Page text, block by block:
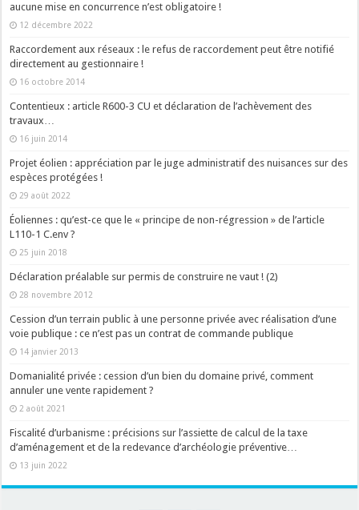
aucune mise en concurrence n’est obligatoire !
12 décembre 2022
Raccordement aux réseaux : le refus de raccordement peut être notifié
directement au gestionnaire !
16 octobre 2014
Contentieux : article R600-3 CU et déclaration de l’achèvement des
travaux…
16 juin 2014
Projet éolien : appréciation par le juge administratif des nuisances sur des
espèces protégées !
29 août 2022
Éoliennes : qu’est-ce que le « principe de non-régression » de l’article
L110-1 C.env ?
25 juin 2018
Déclaration préalable sur permis de construire ne vaut ! (2)
28 novembre 2012
Cession d’un terrain public à une personne privée avec réalisation d’une
voie publique : ce n’est pas un contrat de commande publique
14 janvier 2013
Domanialité privée : cession d’un bien du domaine privé, comment
annuler une vente rapidement ?
2 août 2021
Fiscalité d’urbanisme : précisions sur l’assiette de calcul de la taxe
d’aménagement et de la redevance d’archéologie préventive…
13 juin 2022